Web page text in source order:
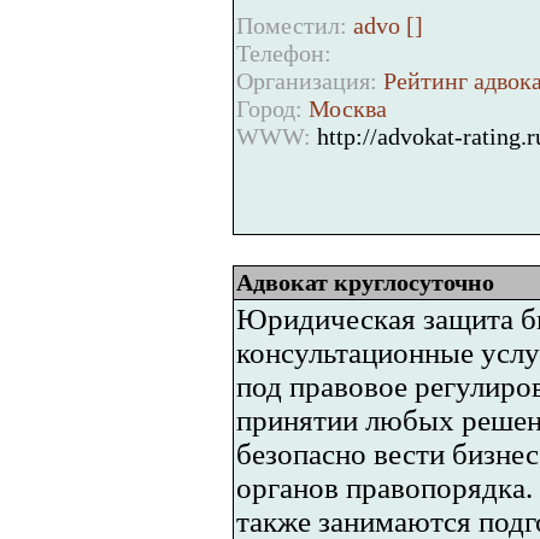
Поместил: advo []
Телефон:
Организация: Рейтинг
Город: Москва
WWW: http://advokat-
Адвокат круглосуточно
Юридическая защита
консультационные
под правовое
принятии любых
безопасно вести
органов
также занимаются